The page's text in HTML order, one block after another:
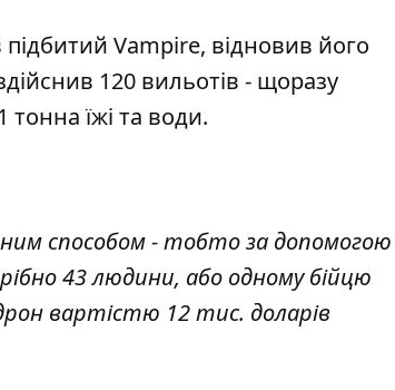
Vampire, відновив його
120 вильотів - щоразу
їжі та води.
способом - тобто за допомогою
43 людини, або одному бійцю
вартістю 12 тис. доларів